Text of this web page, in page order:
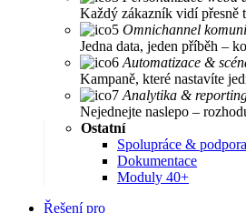
Každý zákazník vidí přesně
Omnichannel
Jedna data, jeden příběh –
Automatizace &
Kampaně, které nastavíte
Analytika &
Nejednejte naslepo –
Ostatní
Spolupráce & podpora
Dokumentace
Moduly 40+
Řešení pro